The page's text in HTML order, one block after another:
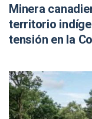
Minera
territorio
tensión en la